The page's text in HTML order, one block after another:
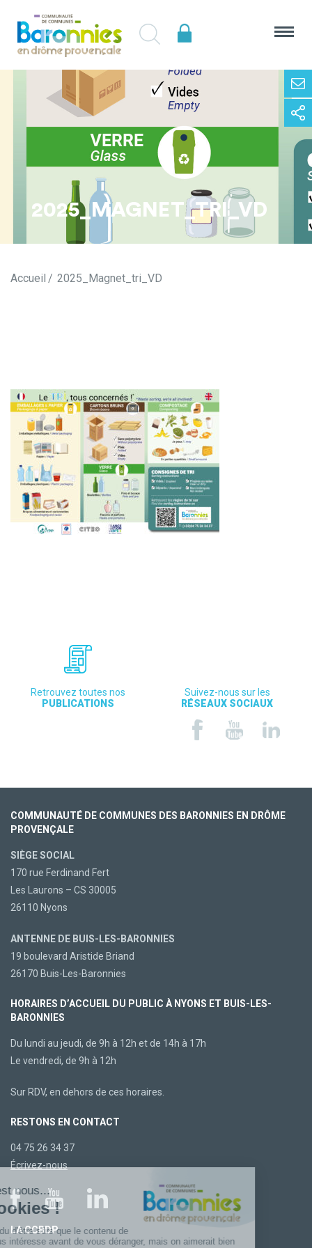
2025_MAGNET_TRI_VD
Accueil 2025_Magnet_tri_VD
Retrouvez toutes nos
PUBLICATIONS
Suivez-nous sur les
RÉSEAUX SOCIAUX
COMMUNAUTÉ DE COMMUNES DES BARONNIES EN DRÔME
PROVENÇALE
SIÈGE SOCIAL
170 rue Ferdinand Fert
Les Laurons – CS 30005
26110 Nyons
ANTENNE DE BUIS-LES-BARONNIES
19 boulevard Aristide Briand
26170 Buis-Les-Baronnies
HORAIRES D’ACCUEIL DU PUBLIC À NYONS ET BUIS-LES-
BARONNIES
Du lundi au jeudi, de 9h à 12h et de 14h à 17h
Le vendredi, de 9h à 12h
Sur RDV, en dehors de ces horaires.
RESTONS EN CONTACT
04 75 26 34 37
Écrivez-nous
LA CCBDP